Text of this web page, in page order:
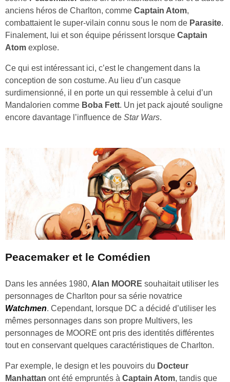
anciens héros de Charlton, comme Captain Atom,
combattaient le super-vilain connu sous le nom de Parasite.
Finalement, lui et son équipe périssent lorsque Captain
Atom explose.
Ce qui est intéressant ici, c’est le changement dans la
conception de son costume. Au lieu d’un casque
surdimensionné, il en porte un qui ressemble à celui d’un
Mandalorien comme Boba Fett. Un jet pack ajouté souligne
encore davantage l’influence de Star Wars.
Peacemaker et le Comédien
Dans les années 1980, Alan MOORE souhaitait utiliser les
personnages de Charlton pour sa série novatrice
Watchmen. Cependant, lorsque DC a décidé d’utiliser les
mêmes personnages dans son propre Multivers, les
personnages de MOORE ont pris des identités différentes
tout en conservant quelques caractéristiques de Charlton.
Par exemple, le design et les pouvoirs du Docteur
Manhattan ont été empruntés à Captain Atom, tandis que